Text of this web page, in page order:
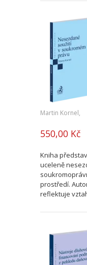
Martin Kornel,
550,00 Kč
Kniha
uceleně
prostředí.
reflektuje